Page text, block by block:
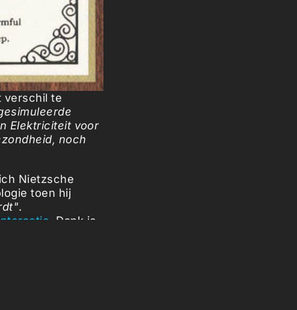
verschil te
Elektriciteit voor
noch
Nietzsche
toen hij
.
. Dank je